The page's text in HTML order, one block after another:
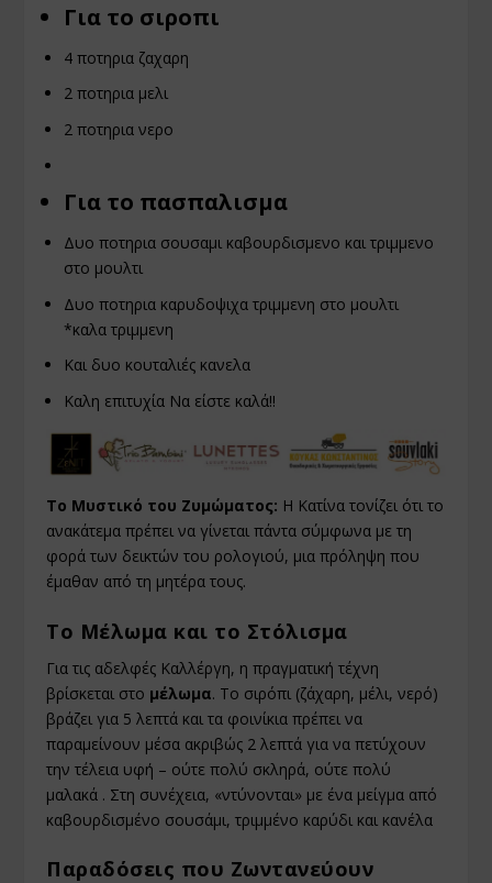
Για το σιροπι
4 ποτηρια ζαχαρη
2 ποτηρια μελι
2 ποτηρια νερο
Για το πασπαλισμα
Δυο ποτηρια σουσαμι καβουρδισμενο και τριμμενο
στο μουλτι
Δυο ποτηρια καρυδοψιχα τριμμενη στο μουλτι
*καλα τριμμενη
Και δυο κουταλιές κανελα
Καλη επιτυχία Να είστε καλά!!
Το Μυστικό του Ζυμώματος: Η Κατίνα τονίζει ότι το
ανακάτεμα πρέπει να γίνεται πάντα σύμφωνα με τη
φορά των δεικτών του ρολογιού, μια πρόληψη που
έμαθαν από τη μητέρα τους.
Το Μέλωμα και το Στόλισμα
Για τις αδελφές Καλλέργη, η πραγματική τέχνη
βρίσκεται στο μέλωμα. Το σιρόπι (ζάχαρη, μέλι, νερό)
βράζει για 5 λεπτά και τα φοινίκια πρέπει να
παραμείνουν μέσα ακριβώς 2 λεπτά για να πετύχουν
την τέλεια υφή – ούτε πολύ σκληρά, ούτε πολύ
μαλακά . Στη συνέχεια, «ντύνονται» με ένα μείγμα από
καβουρδισμένο σουσάμι, τριμμένο καρύδι και κανέλα
Παραδόσεις που Ζωντανεύουν